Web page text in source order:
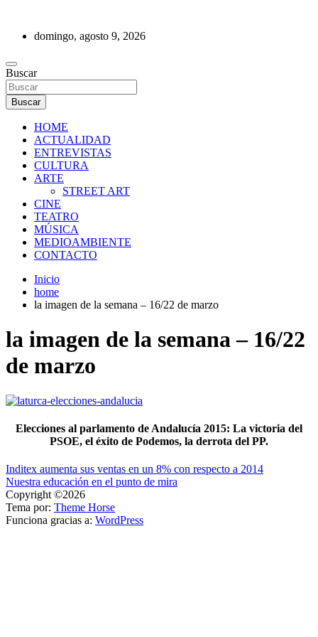
contenidodomingo, agosto 9, 2026
REVISTA DE PRENSA
Buscar
Buscar
HOME
ACTUALIDAD
ENTREVISTAS
CULTURA
ARTE
STREET ART
CINE
TEATRO
MÚSICA
MEDIOAMBIENTE
CONTACTO
Inicio
home
la imagen de la semana – 16/22 de marzo
la imagen de la semana – 16/22
de marzo
Elecciones al parlamento de Andalucía 2015: La victoria del
PSOE, el éxito de Podemos, la derrota del PP.
Navegación
de
entradas
Inditex aumenta sus ventas en un 8% con respecto a 2014
Nuestra educación en el punto de mira
Copyright ©2026
Tema por: Theme Horse
Funciona gracias a: WordPress